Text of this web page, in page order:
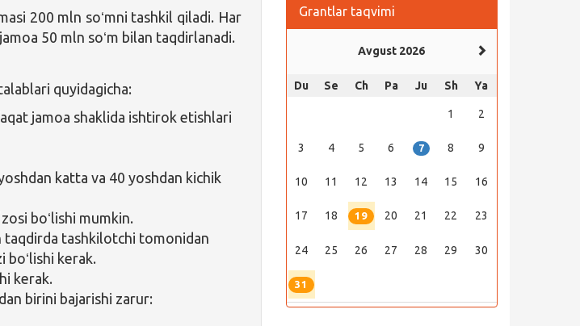
200 mln soʻmni tashkil qiladi. Har
50 mln soʻm bilan taqdirlanadi.
quyidagicha:
jamoa shaklida ishtirok etishlari
katta va 40 yoshdan kichik
boʻlishi mumkin.
taqdirda tashkilotchi tomonidan
boʻlishi kerak.
kerak.
birini bajarishi zarur:
Grantlar taqvimi
Avgust 2026
Du Se Ch Pa Ju Sh Ya
1 2
3 4 5 6 7 8 9
10 11 12 13 14 15 16
17 18 19 20 21 22 23
24 25 26 27 28 29 30
31